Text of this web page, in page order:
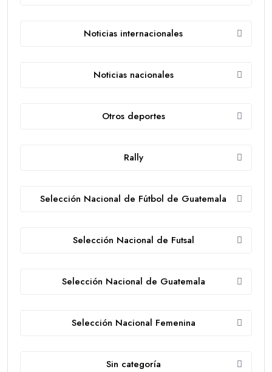
Noticias internacionales
Noticias nacionales
Otros deportes
Rally
Selección Nacional de Fútbol de Guatemala
Selección Nacional de Futsal
Selección Nacional de Guatemala
Selección Nacional Femenina
Sin categoría